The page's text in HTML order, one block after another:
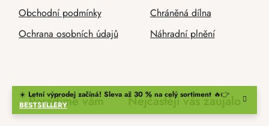
☀️ Letní výprodej začíná! Sleva až 30 % na celý sortiment 🔥👉
BESTSELLERY
Obchodní podmínky
Ochrana osobních údajů
Chráněná dílna
Náhradní plnění
Poradíme vám Nejčastěji vás zaujalo